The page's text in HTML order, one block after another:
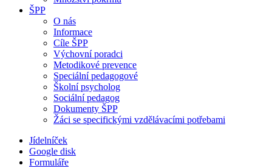
ŠPP
O nás
Informace
Cíle ŠPP
Výchovní poradci
Metodikové prevence
Speciální pedagogové
Školní psycholog
Sociální pedagog
Dokumenty ŠPP
Žáci se specifickými vzdělávacími potřebami
Jídelníček
Google disk
Formuláře